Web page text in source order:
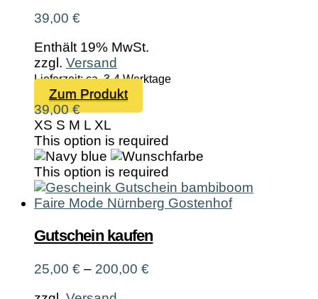
werden
39,00 €
Enthält 19% MwSt.
zzgl. Versand
Lieferzeit: ca. 3-4 Werktage
Zum Produkt
Produkt
mehrere
Varianten
auf.
Die
Optionen
auf
der
Produktseite
39,00€
XS S M L XL
This option is required
This option is required
Gutschein kaufen
25,00 € – 200,00 €Preisspanne: